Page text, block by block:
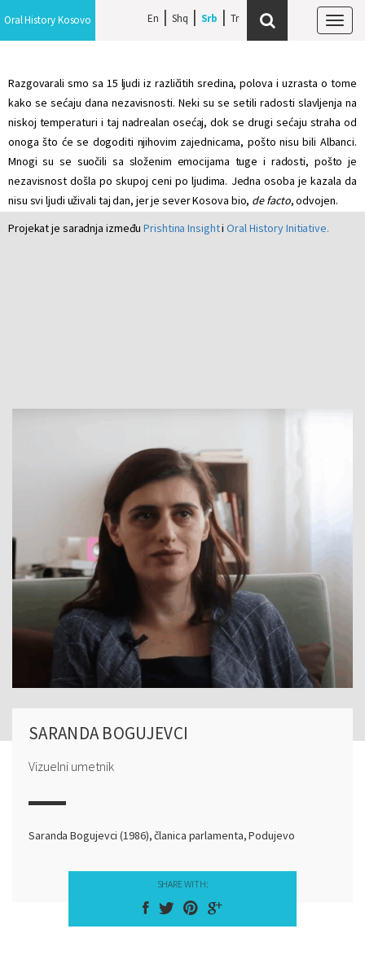
En Shq Srb
Oral History Kosovo
Razgovarali smo sa 15 ljudi iz različitih sredina, polova i uzrasta o tome
kako se sećaju dana nezavisnosti. Neki su se setili radosti slavljenja na
niskoj temperaturi i taj nadrealan osećaj, dok se drugi sećaju straha od
onoga što će se dogoditi njihovim zajednicama, pošto nisu bili Albanci.
Mnogi su se suočili sa složenim emocijama tuge i radosti, pošto je
nezavisnost došla po skupoj ceni po ljudima. Jedna osoba je kazala da
nisu svi ljudi uživali taj dan, jer je sever Kosova bio, de facto, odvojen.
Projekat je saradnja izmeđuPrishtina InsightiOral History Initiative.
SARANDA BOGUJEVCI
Vizuelni umetnik
Saranda Bogujevci (1986), članica parlamenta, Podujevo
SHARE WITH: